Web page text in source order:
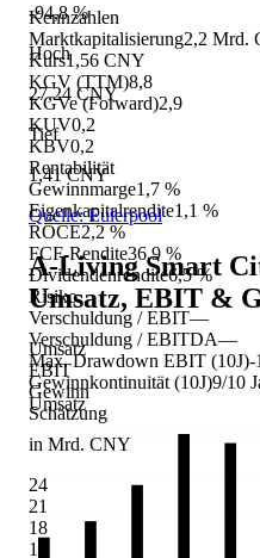
Kennzahlen
Marktkapitalisierung2,2 Mrd.
Kurs1,56 CNY
KGV (TTM)8,8
KGVe (Forward)2,9
KUV0,2
KBV0,2
Rentabilität
Gewinnmarge1,7 %
Eigenkapitalrendite1,1 %
ROCE2,2 %
FCF-Rendite36,9 %
Dividendenrendite6,5 %
Risiko
Verschuldung / EBIT—
Verschuldung / EBITDA—
Max. Drawdown EBIT (10J)-
Gewinnkontinuität (10J)9/10
Umsatz
in Mrd. CNY
24
21
18
15
-94,8 %
Hoch
27,24 CNY
Tief
1,41 CNY
Quelle: Eulerpool
A-Living Smart
Umsatz, EBIT &
Umsatz
EBIT
Gewinn
Schätzung